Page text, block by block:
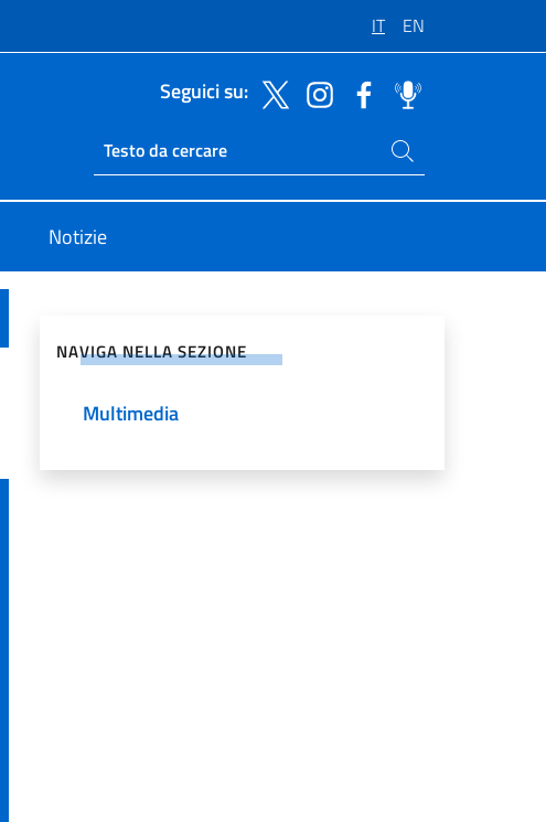
IT EN
Seguici su:
Ricerca sito live
Cerca nel sito
Notizie
NAVIGA NELLA SEZIONE
Multimedia